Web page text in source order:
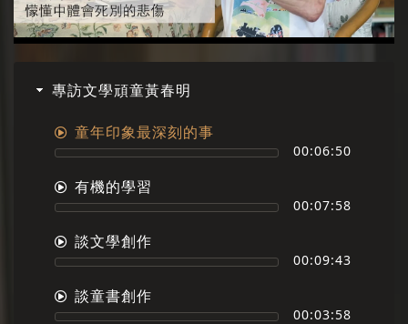
Video
專訪文學頑童黃春明
童年印象最深刻的事
00:06:50
有機的學習
00:07:58
談文學創作
00:09:43
談童書創作
00:03:58